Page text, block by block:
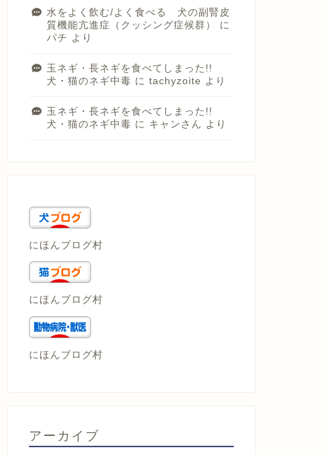
水をよく飲む/よく食べる 犬の副腎皮
質機能亢進症（クッシング症候群）
に
パチ より
玉ネギ・長ネギを食べてしまった!!
犬・猫のネギ中毒 に tachyzoite より
玉ネギ・長ネギを食べてしまった!!
犬・猫のネギ中毒 に キャンさん より
にほんブログ村
にほんブログ村
にほんブログ村
アーカイブ